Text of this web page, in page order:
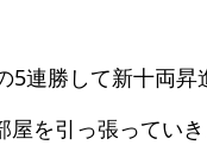
連勝して新十両昇
を引っ張ってい